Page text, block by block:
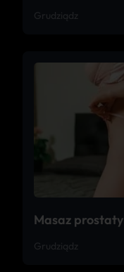
Grudziądz
Masaz prostaty
Grudziądz